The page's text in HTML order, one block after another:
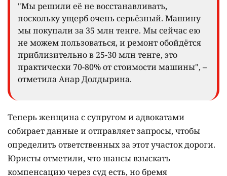
"Мы решили её не восстанавливать,
поскольку ущерб очень серьёзный. Машину
мы покупали за 35 млн тенге. Мы сейчас ею
не можем пользоваться, и ремонт обойдётся
приблизительно в 25-30 млн тенге, это
практически 70-80% от стоимости машины", –
отметила Анар Долдырина.
Теперь женщина с супругом и адвокатами
собирает данные и отправляет запросы, чтобы
определить ответственных за этот участок дороги.
Юристы отметили, что шансы взыскать
компенсацию через суд есть, но бремя